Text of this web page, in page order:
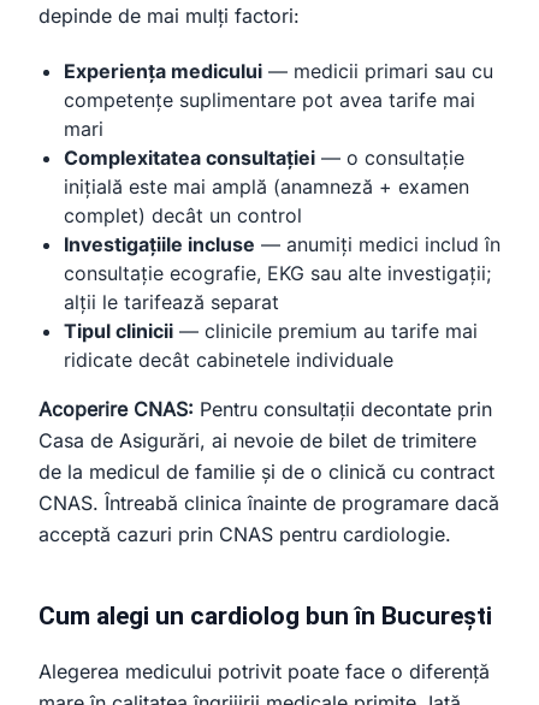
depinde de mai mulți factori:
Experiența medicului — medicii primari sau cu
competențe suplimentare pot avea tarife mai
mari
Complexitatea consultației — o consultație
inițială este mai amplă (anamneză + examen
complet) decât un control
Investigațiile incluse — anumiți medici includ în
consultație ecografie, EKG sau alte investigații;
alții le tarifează separat
Tipul clinicii — clinicile premium au tarife mai
ridicate decât cabinetele individuale
Acoperire CNAS: Pentru consultații decontate prin
Casa de Asigurări, ai nevoie de bilet de trimitere
de la medicul de familie și de o clinică cu contract
CNAS. Întreabă clinica înainte de programare dacă
acceptă cazuri prin CNAS pentru cardiologie.
Cum alegi un cardiolog bun în București
Alegerea medicului potrivit poate face o diferență